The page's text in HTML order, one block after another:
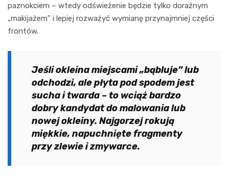
paznokciem – wtedy odświeżenie będzie tylko doraźnym
„makijażem” i lepiej rozważyć wymianę przynajmniej części
frontów.
Jeśli okleina miejscami „bąbluje” lub
odchodzi, ale płyta pod spodem jest
sucha i twarda – to wciąż bardzo
dobry kandydat do malowania lub
nowej okleiny. Najgorzej rokują
miękkie, napuchnięte fragmenty
przy zlewie i zmywarce.